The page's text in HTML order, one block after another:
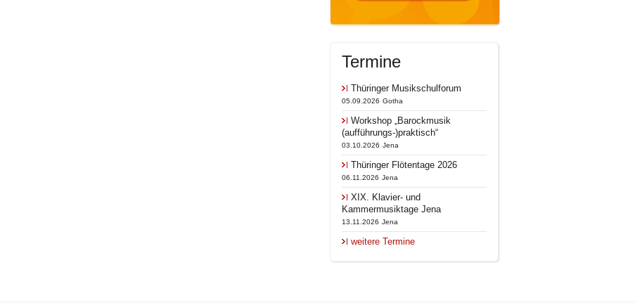
Termine
Thüringer Musikschulforum
05.09.2026 Gotha
Workshop „Barockmusik
(aufführungs-)praktisch“
03.10.2026 Jena
Thüringer Flötentage 2026
06.11.2026 Jena
XIX. Klavier- und
Kammermusiktage Jena
13.11.2026 Jena
weitere Termine